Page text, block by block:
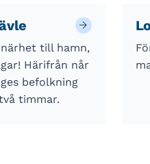
till hamn,
Härifrån når
befolkning
timmar.